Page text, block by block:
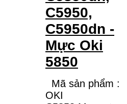
C5950,
C5950dn -
Mực Oki
5850
Mã sản phẩm :
OKI